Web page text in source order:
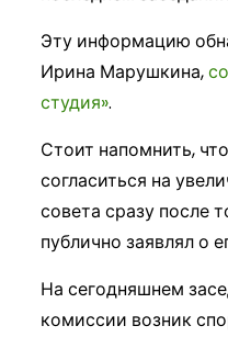
Эту информацию
Ирина Марушкина,
студия».
Стоит напомнить,
согласиться на
совета сразу после
публично заявлял о
На сегодняшнем
комиссии возник